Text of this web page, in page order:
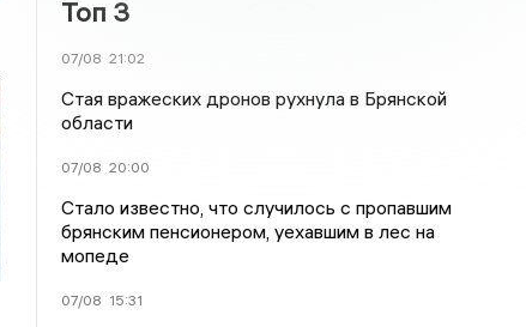
Топ 3
07/08 21:02
Стая вражеских дронов рухнула в Брянской
области
07/08 20:00
Стало известно, что случилось с пропавшим
брянским пенсионером, уехавшим в лес на
мопеде
07/08 15:31